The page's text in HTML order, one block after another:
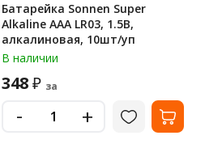
Батарейка Sonnen Super
Alkaline AAA LR03, 1.5В,
алкалиновая, 10шт/уп
В наличии
348₽ за
- +